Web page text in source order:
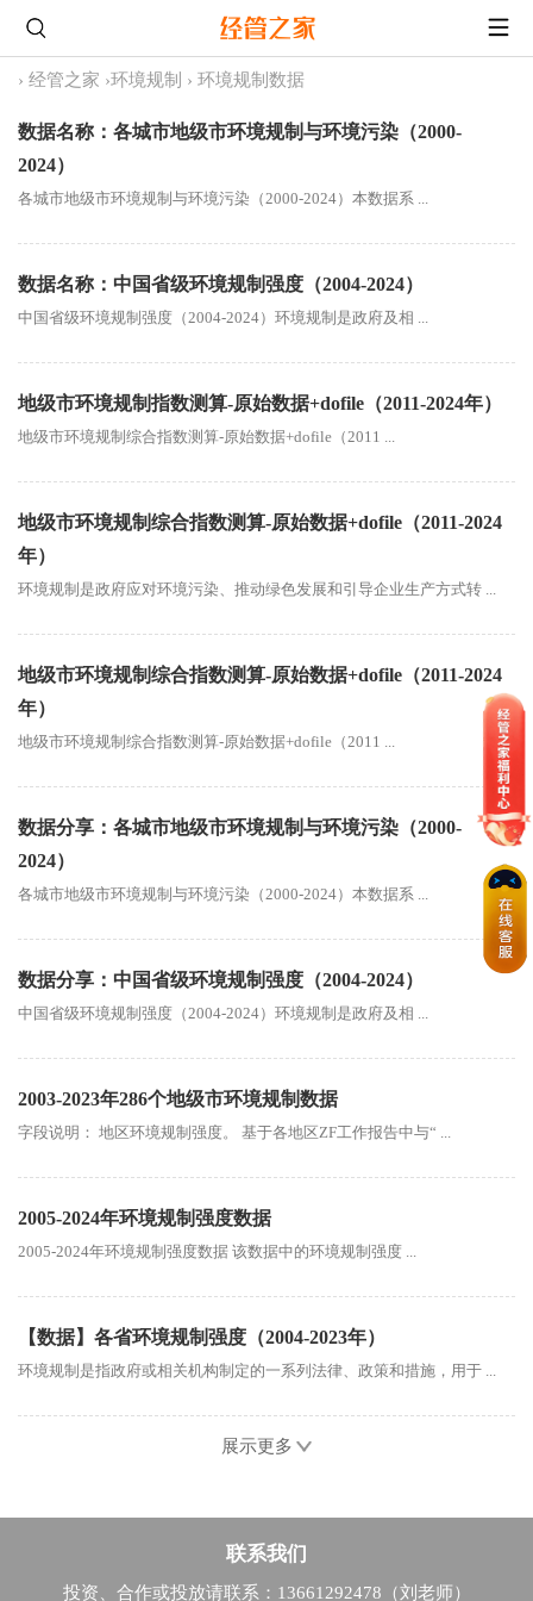
› 经管之家 ›环境规制 › 环境规制数据
数据名称：各城市地级市环境规制与环境污染（2000-
2024）
各城市地级市环境规制与环境污染（2000-2024）本数据系 ...
数据名称：中国省级环境规制强度（2004-2024）
中国省级环境规制强度（2004-2024）环境规制是政府及相 ...
地级市环境规制指数测算-原始数据+dofile（2011-2024年）
地级市环境规制综合指数测算-原始数据+dofile（2011 ...
地级市环境规制综合指数测算-原始数据+dofile（2011-2024
年）
环境规制是政府应对环境污染、推动绿色发展和引导企业生产方式转 ...
地级市环境规制综合指数测算-原始数据+dofile（2011-2024
年）
地级市环境规制综合指数测算-原始数据+dofile（2011 ...
数据分享：各城市地级市环境规制与环境污染（2000-
2024）
各城市地级市环境规制与环境污染（2000-2024）本数据系 ...
数据分享：中国省级环境规制强度（2004-2024）
中国省级环境规制强度（2004-2024）环境规制是政府及相 ...
2003-2023年286个地级市环境规制数据
字段说明： 地区环境规制强度。 基于各地区ZF工作报告中与“ ...
2005-2024年环境规制强度数据
2005-2024年环境规制强度数据 该数据中的环境规制强度 ...
【数据】各省环境规制强度（2004-2023年）
环境规制是指政府或相关机构制定的一系列法律、政策和措施，用于 ...
展示更多
联系我们
投资、合作或投放请联系：13661292478（刘老师）